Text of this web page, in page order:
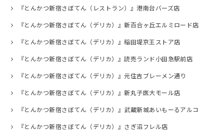
『とんかつ新宿さぼてん（レストラン）』港南台バーズ店
『とんかつ新宿さぼてん（デリカ）』新百合ヶ丘エルミロード店
『とんかつ新宿さぼてん（デリカ）』稲田堤京王ストア店
『とんかつ新宿さぼてん（デリカ）』読売ランド小田急駅前店
『とんかつ新宿さぼてん（デリカ）』元住吉ブレーメン通り
『とんかつ新宿さぼてん（デリカ）』新丸子医大モール店
『とんかつ新宿さぼてん（デリカ）』武蔵新城あいもーるアルコ
『とんかつ新宿さぼてん（デリカ）』さぎ沼フレル店